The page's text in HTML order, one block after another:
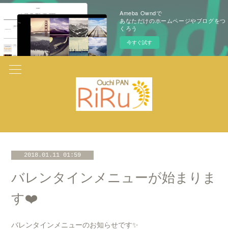
Ameba Owndで
あなただけのホームページやブログをつ
くろう
今すぐ試す
2018.01.11 01:59
バレンタインメニューが始まりま
す❤️
バレンタインメニューのお知らせです✨